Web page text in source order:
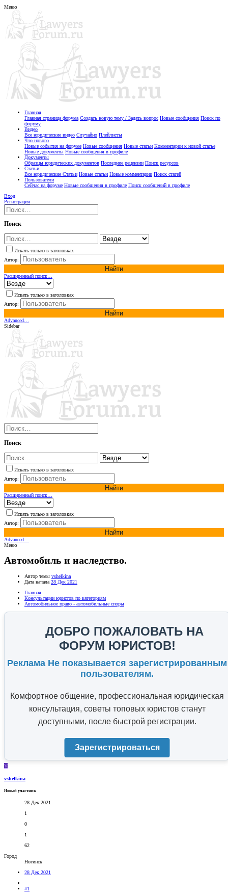
Меню
Главная
Главная страница форума Создать новую тему / Задать вопрос Новые сообщения Поиск по
форуму
Видео
Все юридические видео Случайно Плейлисты
Что нового
Новые события на форуме Новые сообщения Новые статьи Комментарии к новой статье
Новые документы Новые сообщения в профиле
Документы
Образцы юридических документов Последние рецензии Поиск ресурсов
Статьи
Все юридические Статьи Новые статьи Новые комментарии Поиск статей
Пользователи
Сейчас на форуме Новые сообщения в профиле Поиск сообщений в профиле
Вход
Регистрация
Поиск
Искать только в заголовках
Автор:
Найти
Расширенный поиск…
Искать только в заголовках
Автор:
Найти
Advanced…
Sidebar
Поиск
Искать только в заголовках
Автор:
Найти
Расширенный поиск…
Искать только в заголовках
Автор:
Найти
Advanced…
Меню
Автомобиль и наследство.
Автор темы vshelkina
Дата начала 28 Дек 2021
Главная
Консультации юристов по категориям
Автомобильное право - автомобильные споры
ДОБРО ПОЖАЛОВАТЬ НА
ФОРУМ ЮРИСТОВ!
Реклама Не показывается зарегистрированным
пользователям.
Комфортное общение, профессиональная юридическая
консультация, советы топовых юристов станут
доступными, после быстрой регистрации.
Зарегистрироваться
V
vshelkina
Новый участник
28 Дек 2021
1
0
1
62
Город
Ногинск
28 Дек 2021
#1